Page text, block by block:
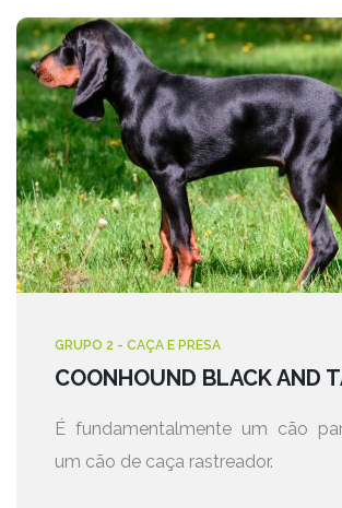
GRUPO 2 - CAÇA E PRESA
COONHOUND BLACK AND
É fundamentalmente um cão
um cão de caça rastreador.